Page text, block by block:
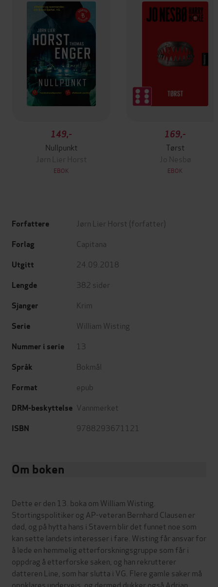
149,-
Nullpunkt
Jørn Lier Horst
EBOK
169,-
Tørst
Jo Nesbø
EBOK
Forfattere Jørn Lier Horst (forfatter)
Forlag Capitana
Utgitt 24.09.2018
Lengde 382 sider
Sjanger Krim
Serie William Wisting
Nummer i serie 13
Språk Bokmål
Format epub
DRM-beskyttelse Vannmerket
ISBN 9788293671121
Om boken
Dette er den 13. boka om William Wisting.
Stortingspolitiker og AP-veteran Bernhard Clausen er
død, og på hytta hans i Stavern blir det funnet noe som
kan sette landets interesser i fare. Wisting får ansvar for
å lede en hemmelig etterforskningsgruppe som får i
oppdrag å etterforske saken, og han rekrutterer
datteren Line, som har slutta i VG. Flere gamle saker må
oppklares underveis, og dermed dukker også Adrian